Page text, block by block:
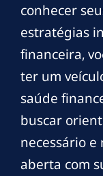
conhecer
estratégias
financeira,
ter um
saúde
buscar
necessário
aberta com